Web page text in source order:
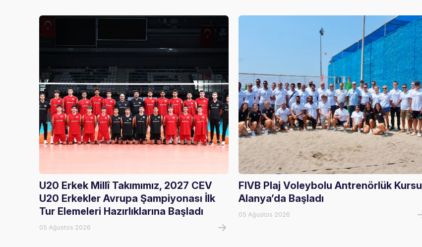
U20 Erkek Millî Takımımız, 2027 CEV
U20 Erkekler Avrupa Şampiyonası İlk
Tur Elemeleri Hazırlıklarına Başladı
05 Ağustos 2026
FIVB Plaj Voleybolu Antrenörlük Kursu
Alanya’da Başladı
05 Ağustos 2026